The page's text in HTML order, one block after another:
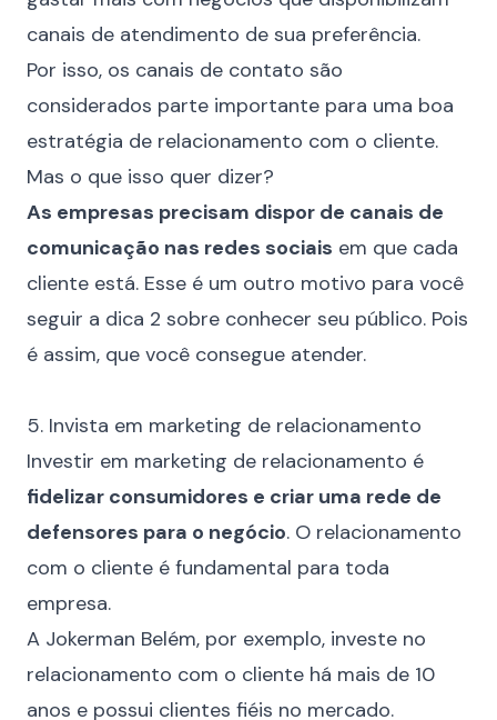
canais de atendimento de sua preferência.
Por isso, os canais de contato são
considerados parte importante para uma boa
estratégia de relacionamento com o cliente.
Mas o que isso quer dizer?
As empresas precisam dispor de canais de
comunicação nas redes sociais em que cada
cliente está. Esse é um outro motivo para você
seguir a dica 2 sobre conhecer seu público. Pois
é assim, que você consegue atender.
5. Invista em marketing de relacionamento
Investir em marketing de relacionamento é
fidelizar consumidores e criar uma rede de
defensores para o negócio. O relacionamento
com o cliente é fundamental para toda
empresa.
A Jokerman Belém, por exemplo, investe no
relacionamento com o cliente há mais de 10
anos e possui clientes fiéis no mercado.